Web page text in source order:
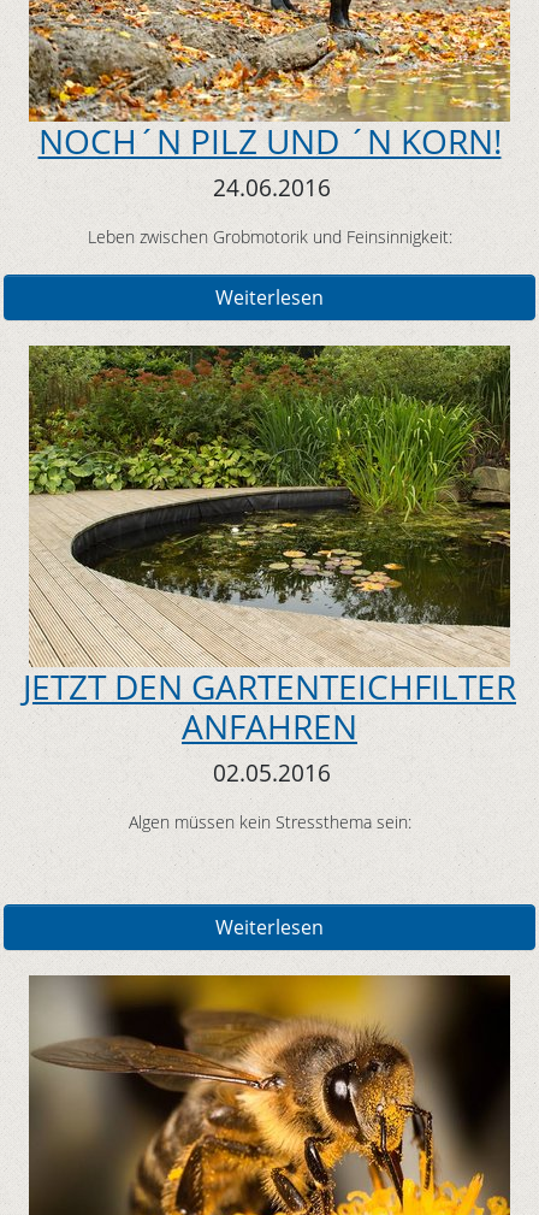
NOCH´N PILZ UND ´N KORN!
24.06.2016
Leben zwischen Grobmotorik und Feinsinnigkeit:
Weiterlesen
JETZT DEN GARTENTEICHFILTER
ANFAHREN
02.05.2016
Algen müssen kein Stressthema sein:
Weiterlesen